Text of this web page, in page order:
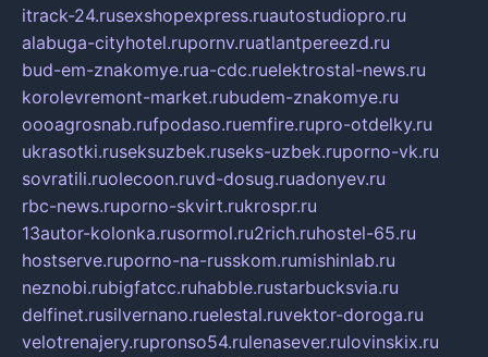
itrack-24.rusexshopexpress.ruautostudiopro.ru
alabuga-cityhotel.rupornv.ruatlantpereezd.ru
bud-em-znakomye.rua-cdc.ruelektrostal-news.ru
korolevremont-market.rubudem-znakomye.ru
oooagrosnab.rufpodaso.ruemfire.rupro-otdelky.ru
ukrasotki.ruseksuzbek.ruseks-uzbek.ruporno-vk.ru
sovratili.ruolecoon.ruvd-dosug.ruadonyev.ru
rbc-news.ruporno-skvirt.rukrospr.ru
13autor-kolonka.rusormol.ru2rich.ruhostel-65.ru
hostserve.ruporno-na-russkom.rumishinlab.ru
neznobi.rubigfatcc.ruhabble.rustarbucksvia.ru
delfinet.rusilvernano.ruelestal.ruvektor-doroga.ru
velotrenajery.rupronso54.rulenasever.rulovinskix.ru